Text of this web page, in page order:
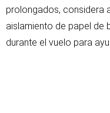
prolongados, considera
aislamiento de papel de
durante el vuelo para